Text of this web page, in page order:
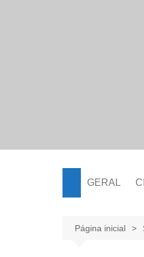
GERAL
Página inicial